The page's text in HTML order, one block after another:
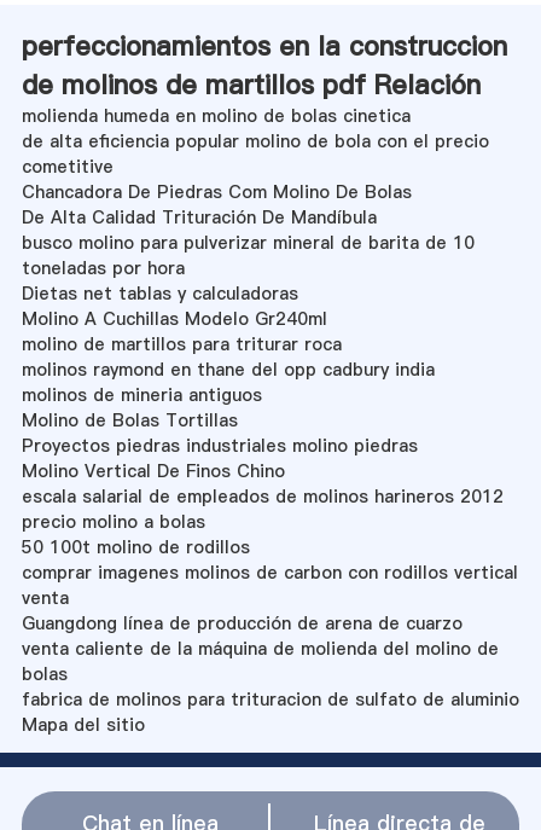
perfeccionamientos en la construccion
de molinos de martillos pdf Relación
molienda humeda en molino de bolas cinetica
de alta eficiencia popular molino de bola con el precio
cometitive
Chancadora De Piedras Com Molino De Bolas
De Alta Calidad Trituración De Mandíbula
busco molino para pulverizar mineral de barita de 10
toneladas por hora
Dietas net tablas y calculadoras
Molino A Cuchillas Modelo Gr240ml
molino de martillos para triturar roca
molinos raymond en thane del opp cadbury india
molinos de mineria antiguos
Molino de Bolas Tortillas
Proyectos piedras industriales molino piedras
Molino Vertical De Finos Chino
escala salarial de empleados de molinos harineros 2012
precio molino a bolas
50 100t molino de rodillos
comprar imagenes molinos de carbon con rodillos vertical
venta
Guangdong línea de producción de arena de cuarzo
venta caliente de la máquina de molienda del molino de
bolas
fabrica de molinos para trituracion de sulfato de aluminio
Mapa del sitio
Chat en línea Línea directa de